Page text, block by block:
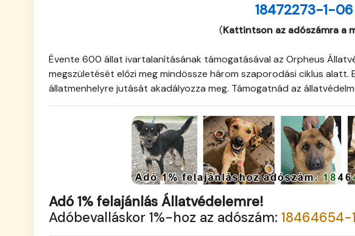
18472273-1-
(Kattintson az adószámra a
Évente 600 állat ivartalanításának támogatásával az Orpheus
megszületését előzi meg mindössze három szaporodási ciklus
állatmenhelyre jutását akadályozza meg. Támogatnád az
Adó 1% felajánlás Állatvédelemre!
Adóbevalláskor 1%-hoz az adószám: